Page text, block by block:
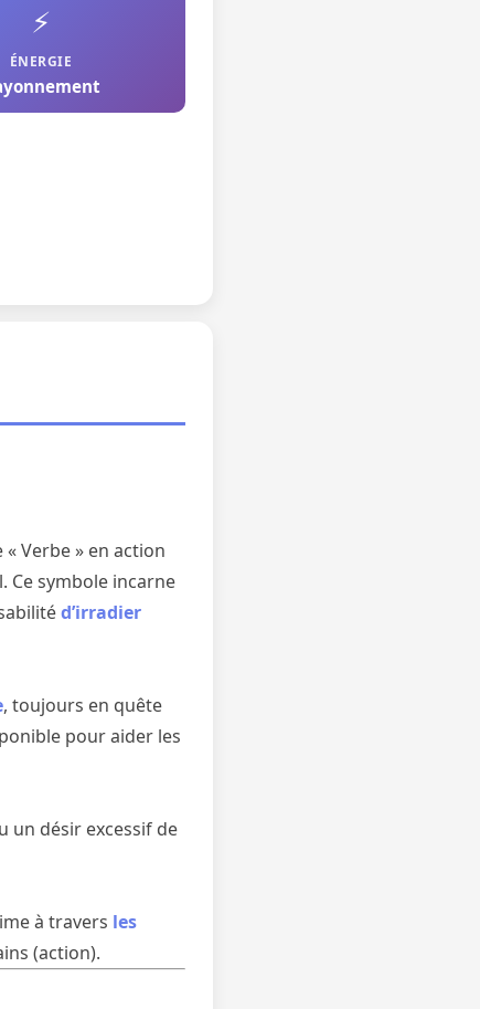
⚡
ÉNERGIE
Verbe » en action
Ce symbole incarne
d’irradier
, toujours en quête
pour aider les
un désir excessif de
à travers les
(action).